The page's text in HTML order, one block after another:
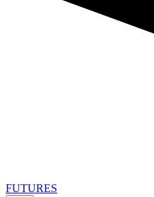
FUTURES